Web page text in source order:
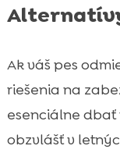
Ak váš pes
riešenia na
esenciálne
obzvlášť v